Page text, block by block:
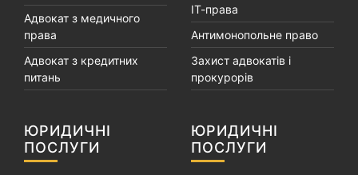
Адвокат з медичного
права
Адвокат з кредитних
питань
ІТ-права
Антимонопольне право
Захист адвокатів і
прокурорів
ЮРИДИЧНІ
ПОСЛУГИ
ЮРИДИЧНІ
ПОСЛУГИ